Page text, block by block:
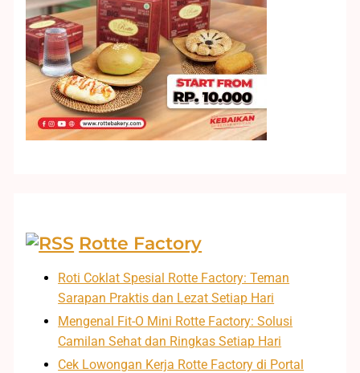
Rotte Factory
Roti Coklat Spesial Rotte Factory: Teman
Sarapan Praktis dan Lezat Setiap Hari
Mengenal Fit-O Mini Rotte Factory: Solusi
Camilan Sehat dan Ringkas Setiap Hari
Cek Lowongan Kerja Rotte Factory di Portal